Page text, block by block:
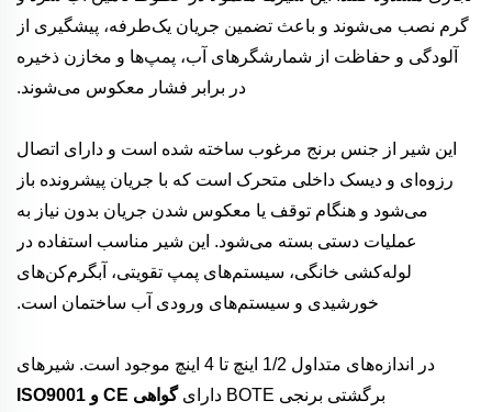
گرم نصب می‌شوند و باعث تضمین جریان یک‌طرفه، پیشگیری از
آلودگی و حفاظت از شمارشگرهای آب، پمپ‌ها و مخازن ذخیره
در برابر فشار معکوس می‌شوند.
این شیر از جنس برنج مرغوب ساخته شده است و دارای اتصال
رزوه‌ای و دیسک داخلی متحرک است که با جریان پیشرونده باز
می‌شود و هنگام توقف یا معکوس شدن جریان بدون نیاز به
عملیات دستی بسته می‌شود. این شیر مناسب استفاده در
لوله‌کشی خانگی، سیستم‌های پمپ تقویتی، آبگرم‌کن‌های
خورشیدی و سیستم‌های ورودی آب ساختمان است.
در اندازه‌های متداول 1/2 اینچ تا 4 اینچ موجود است. شیرهای
برگشتی برنجی BOTE دارای
گواهی CE و ISO9001